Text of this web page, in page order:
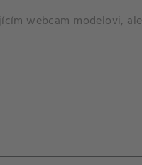
webcam modelovi, ale